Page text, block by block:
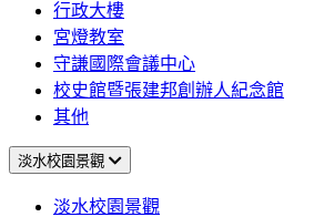
行政大樓
宮燈教室
守謙國際會議中心
校史館暨張建邦創辦人紀念館
其他
淡水校園景觀
淡水校園景觀